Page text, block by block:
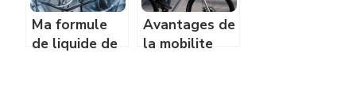
Ma formule
de liquide de
Avantages de
la mobilite